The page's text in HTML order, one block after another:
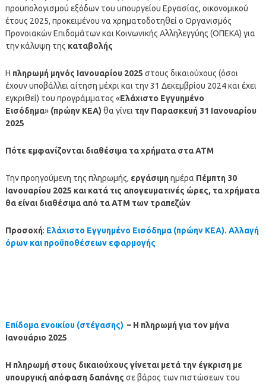
προϋπολογισμού εξόδων του υπουργείου Εργασίας, οικονομικού
έτους 2025, προκειμένου να χρηματοδοτηθεί ο Οργανισμός
Προνοιακών Επιδομάτων και Κοινωνικής Αλληλεγγύης (ΟΠΕΚΑ) για
την κάλυψη της καταβολής
Η πληρωμή μηνός Ιανουαρίου 2025 στους δικαιούχους (όσοι
έχουν υποβάλλει αίτηση μέχρι και την 31 Δεκεμβρίου 2024 και έχει
εγκριθεί) του προγράμματος «Ελάχιστο Εγγυημένο
Εισόδημα» (πρώην ΚΕΑ) θα γίνει την Παρασκευή 31 Ιανουαρίου
2025
Πότε εμφανίζονται διαθέσιμα τα χρήματα στα ΑΤΜ
Την προηγούμενη της πληρωμής, εργάσιμηημέρα Πέμπτη 30
Ιανουαρίου 2025 και κατά τις απογευματινές ώρες, τα χρήματα
θα είναι διαθέσιμα από τα ΑΤΜ των τραπεζών
Προσοχή: Ελάχιστο Εγγυημένο Εισόδημα (πρώην ΚΕΑ). Αλλαγή
όρων και προϋποθέσεων εφαρμογής
Επίδομα ενοικίου (στέγασης) – Η πληρωμή για τονμήνα
Ιανουάριο 2025
Η πληρωμή στους δικαιούχους γίνεται μετά την έγκριση με
υπουργική απόφαση δαπάνης σε βάρος των πιστώσεων του